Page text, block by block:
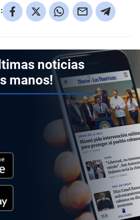
noticias
manos!